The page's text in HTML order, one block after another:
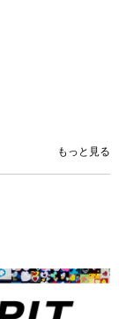
もっと見る